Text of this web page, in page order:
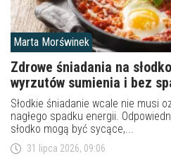
Marta Morświnek
Zdrowe śniadania na
wyrzutów sumienia i bez
Słodkie śniadanie wcale nie musi
nagłego spadku energii.
słodko mogą być sycące,...
31 lipca 2026, 09:06